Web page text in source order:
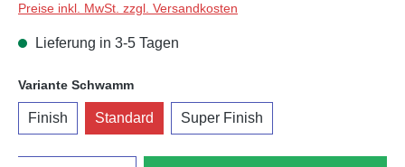
Preise inkl. MwSt. zzgl. Versandkosten
Lieferung in 3-5 Tagen
Variante Schwammauswählen
Finish Standard Super Finish